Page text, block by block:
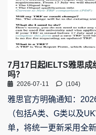
7月17日起IELTS雅思成
吗？
2026-07-11 (104)
雅思官方明确通知：
（包括A类、G类以及
单，将统一更新采用全